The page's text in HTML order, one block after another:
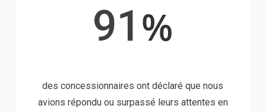
91%
des concessionnaires ont déclaré que nous
avions répondu ou surpassé leurs attentes en